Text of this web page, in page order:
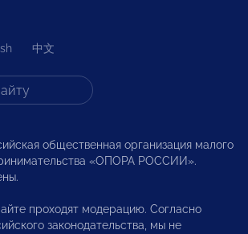
中文
общественная организация малого
«ОПОРА РОССИИ».
проходят модерацию. Согласно
законодательства, мы не